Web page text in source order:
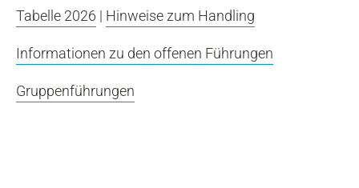
Tabelle 2026 | Hinweise zum Handling
Informationen zu den offenen Führungen
Gruppenführungen